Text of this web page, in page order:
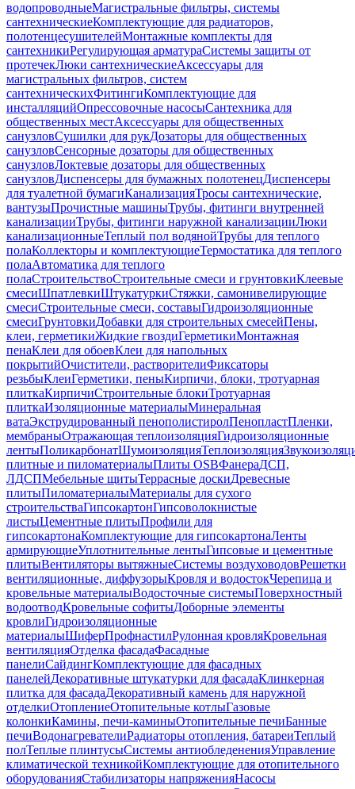
водопроводныеМагистральные фильтры, системы
сантехническиеКомплектующие для радиаторов,
полотенцесушителейМонтажные комплекты для
сантехникиРегулирующая арматураСистемы защиты от
протечекЛюки сантехническиеАксессуары для
магистральных фильтров, систем
сантехническихФитингиКомплектующие для
инсталляцийОпрессовочные насосыСантехника для
общественных местАксессуары для общественных
санузловСушилки для рукДозаторы для общественных
санузловСенсорные дозаторы для общественных
санузловЛоктевые дозаторы для общественных
санузловДиспенсеры для бумажных полотенецДиспенсеры
для туалетной бумагиКанализацияТросы сантехнические,
вантузыПрочистные машиныТрубы, фитинги внутренней
канализацииТрубы, фитинги наружной канализацииЛюки
канализационныеТеплый пол водянойТрубы для теплого
полаКоллекторы и комплектующиеТермостатика для теплого
полаАвтоматика для теплого
полаСтроительствоСтроительные смеси и грунтовкиКлеевые
смесиШпатлевкиШтукатуркиСтяжки, самонивелирующие
смесиСтроительные смеси, составыГидроизоляционные
смесиГрунтовкиДобавки для строительных смесейПены,
клеи, герметикиЖидкие гвоздиГерметикиМонтажная
пенаКлеи для обоевКлеи для напольных
покрытийОчистители, растворителиФиксаторы
резьбыКлеиГерметики, пеныКирпичи, блоки, тротуарная
плиткаКирпичиСтроительные блокиТротуарная
плиткаИзоляционные материалыМинеральная
ватаЭкструдированный пенополистиролПенопластПленки,
мембраныОтражающая теплоизоляцияГидроизоляционные
лентыПоликарбонатШумоизоляцияТеплоизоляция
плитные и пиломатериалыПлиты OSBФанераДСП,
ЛДСПМебельные щитыТеррасные доскиДревесные
плитыПиломатериалыМатериалы для сухого
строительстваГипсокартонГипсоволокнистые
листыЦементные плитыПрофили для
гипсокартонаКомплектующие для гипсокартонаЛенты
армирующиеУплотнительные лентыГипсовые и цементные
плитыВентиляторы вытяжныеСистемы воздуховодовРешетки
вентиляционные, диффузорыКровля и водостокЧерепица и
кровельные материалыВодосточные системыПоверхностный
водоотводКровельные софитыДоборные элементы
кровлиГидроизоляционные
материалыШиферПрофнастилРулонная кровляКровельная
вентиляцияОтделка фасадаФасадные
панелиСайдингКомплектующие для фасадных
панелейДекоративные штукатурки для фасадаКлинкерная
плитка для фасадаДекоративный камень для наружной
отделкиОтоплениеОтопительные котлыГазовые
колонкиКамины, печи-каминыОтопительные печиБанные
печиВодонагревателиРадиаторы отопления, батареиТеплый
полТеплые плинтусыСистемы антиобледененияУправление
климатической техникойКомплектующие для отопительного
оборудованияСтабилизаторы напряженияНасосы